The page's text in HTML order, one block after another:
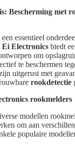
Bescherming met
essentieel
Ei Electronics biedt
om
te beschermen
uitgerust met
rookdetectie
rookmelders
modellen
om aan
populaire